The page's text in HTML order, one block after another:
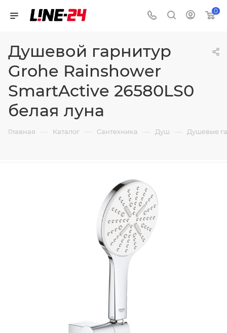
0
Душевой гарнитур
Grohe Rainshower
SmartActive 26580LS0
белая луна
Главная — Каталог — Сантехника — Душ — Душевые